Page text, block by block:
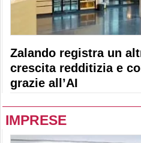
Zalando registra un
crescita redditizia e
grazie all’AI
IMPRESE